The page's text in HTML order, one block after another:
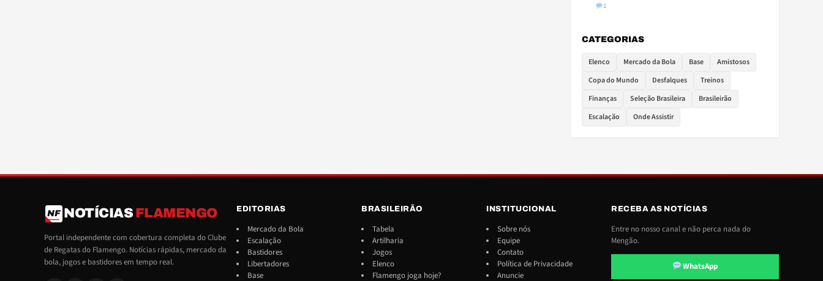
1
CATEGORIAS
Elenco Mercado da Bola Base
Amistosos
Copa do Mundo
Desfalques
Treinos
Finanças
Seleção Brasileira
Brasileirão
Escalação
Onde Assistir
NF NOTÍCIAS FLAMENGO
Portal independente com cobertura completa do Clube
de Regatas do Flamengo. Notícias rápidas, mercado da
bola, jogos e bastidores em tempo real.
EDITORIAS
Mercado da Bola
Escalação
Bastidores
Libertadores
Base
BRASILEIRÃO
Tabela
Artilharia
Jogos
Elenco
Flamengo joga hoje?
INSTITUCIONAL
Sobre nós
Equipe
Contato
Política de Privacidade
Anuncie
RECEBA AS NOTÍCIAS
Entre no nosso canal e não perca nada do
Mengão.
WhatsApp